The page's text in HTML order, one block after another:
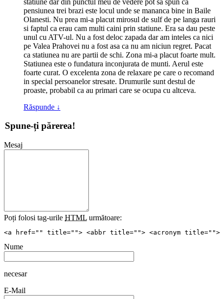
pensiunea trei brazi este locul unde se mananca bine in Baile
Olanesti. Nu prea mi-a placut mirosul de sulf de pe langa rauri
si faptul ca erau cam multi caini prin statiune. Era sa dau peste
unul cu ATV-ul. Nu a fost deloc zapada dar am inteles ca nici
pe Valea Prahovei nu a fost asa ca nu am niciun regret. Pacat
ca statiunea nu are partii de schi. Zona mi-a placut foarte mult.
Statiunea este o fundatura inconjurata de munti. Aerul este
foarte curat. O excelenta zona de relaxare pe care o recomand
in special persoanelor stresate. Drumurile sunt destul de
proaste, probabil ca au primari care se ocupa cu altceva.
Răspunde ↓
Spune-ți părerea!
Mesaj
Poți folosi tag-urile HTML următoare:
<a href="" title=""> <abbr title=""> <acronym title="">
Nume
necesar
E-Mail